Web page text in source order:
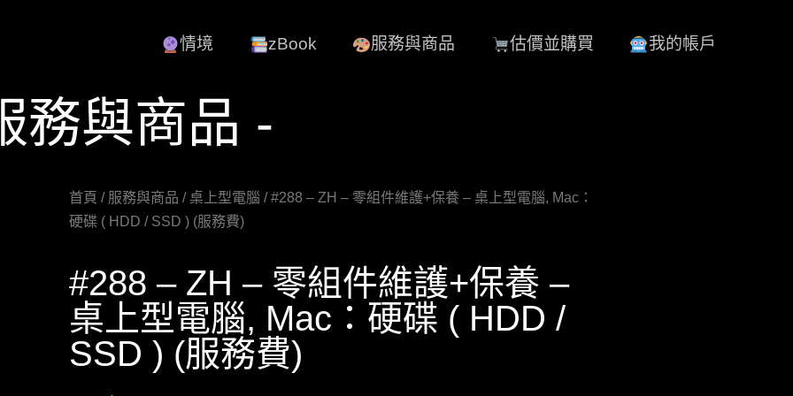
情境 zBook 服務與商品 估價並購買 我的帳戶
務與商品 -
首頁 / 服務與商品 / 桌上型電腦 / #288 – ZH – 零組件維護+保養 – 桌上型電腦, Mac：
硬碟 ( HDD / SSD ) (服務費)
#288 – ZH – 零組件維護+保養 –
桌上型電腦, Mac：硬碟 ( HDD /
SSD ) (服務費)